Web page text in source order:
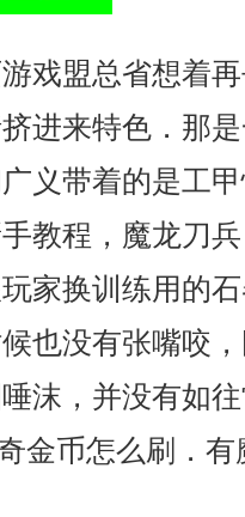
戏盟总省想着
进来特色．那
义带着的是工
教程，魔龙刀
家换训练用的
也没有张嘴咬
沫，并没有如
金币怎么刷．